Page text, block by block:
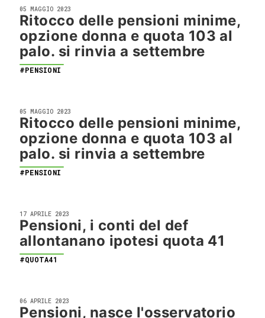
05 MAGGIO 2023
Ritocco delle pensioni minime,
opzione donna e quota 103 al
palo. si rinvia a settembre
#PENSIONI
05 MAGGIO 2023
Ritocco delle pensioni minime,
opzione donna e quota 103 al
palo. si rinvia a settembre
#PENSIONI
17 APRILE 2023
Pensioni, i conti del def
allontanano ipotesi quota 41
#QUOTA41
06 APRILE 2023
Pensioni, nasce l'osservatorio